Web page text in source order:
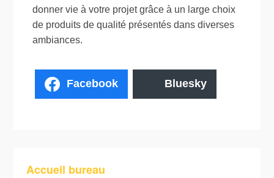
donner vie à votre projet grâce à un large choix
de produits de qualité présentés dans diverses
ambiances.
Facebook Bluesky
Accueil bureau